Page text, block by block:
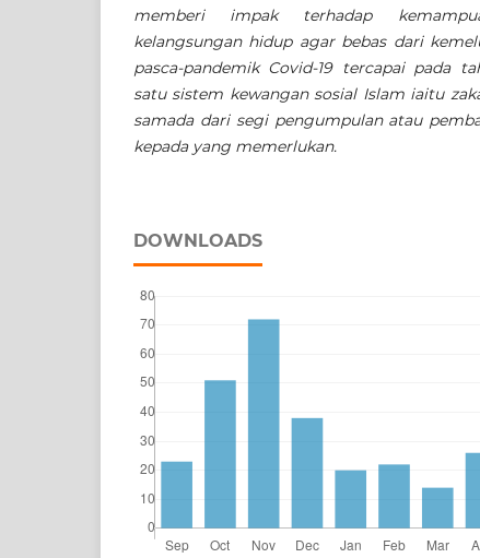
memberi impak terhadap
kelangsungan hidup agar bebas dari
pasca-pandemik Covid-19 tercapai pada
satu sistem kewangan sosial Islam iaitu
samada dari segi pengumpulan atau
kepada yang memerlukan.
DOWNLOADS